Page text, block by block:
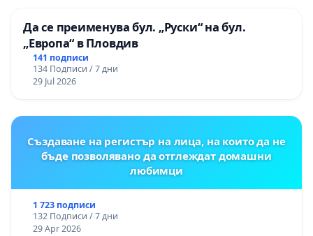
Да се преименува бул. „Руски“ на бул.
„Европа“ в Пловдив
141 подписи
134 Подписи / 7 дни
29 Jul 2026
Създаване на регистър на лица, на които да не
бъде позволявано да отглеждат домашни
любимци
1 723 подписи
132 Подписи / 7 дни
29 Apr 2026